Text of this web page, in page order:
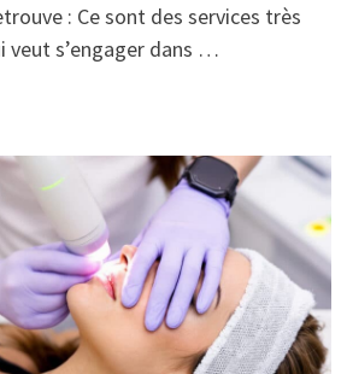
: Ce sont des services très
veut s’engager dans …